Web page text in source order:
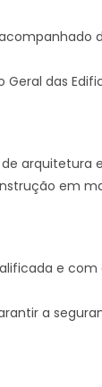
das
arquitetura
em
e
a